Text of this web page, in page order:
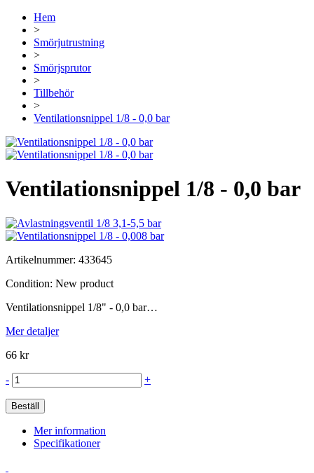
Hem
>
Smörjutrustning
>
Smörjsprutor
>
Tillbehör
>
Ventilationsnippel 1/8 - 0,0 bar
Ventilationsnippel 1/8 - 0,0 bar
Artikelnummer: 433645
Condition: New product
Ventilationsnippel 1/8" - 0,0 bar…
Mer detaljer
66 kr
- +
Beställ
Mer information
Specifikationer